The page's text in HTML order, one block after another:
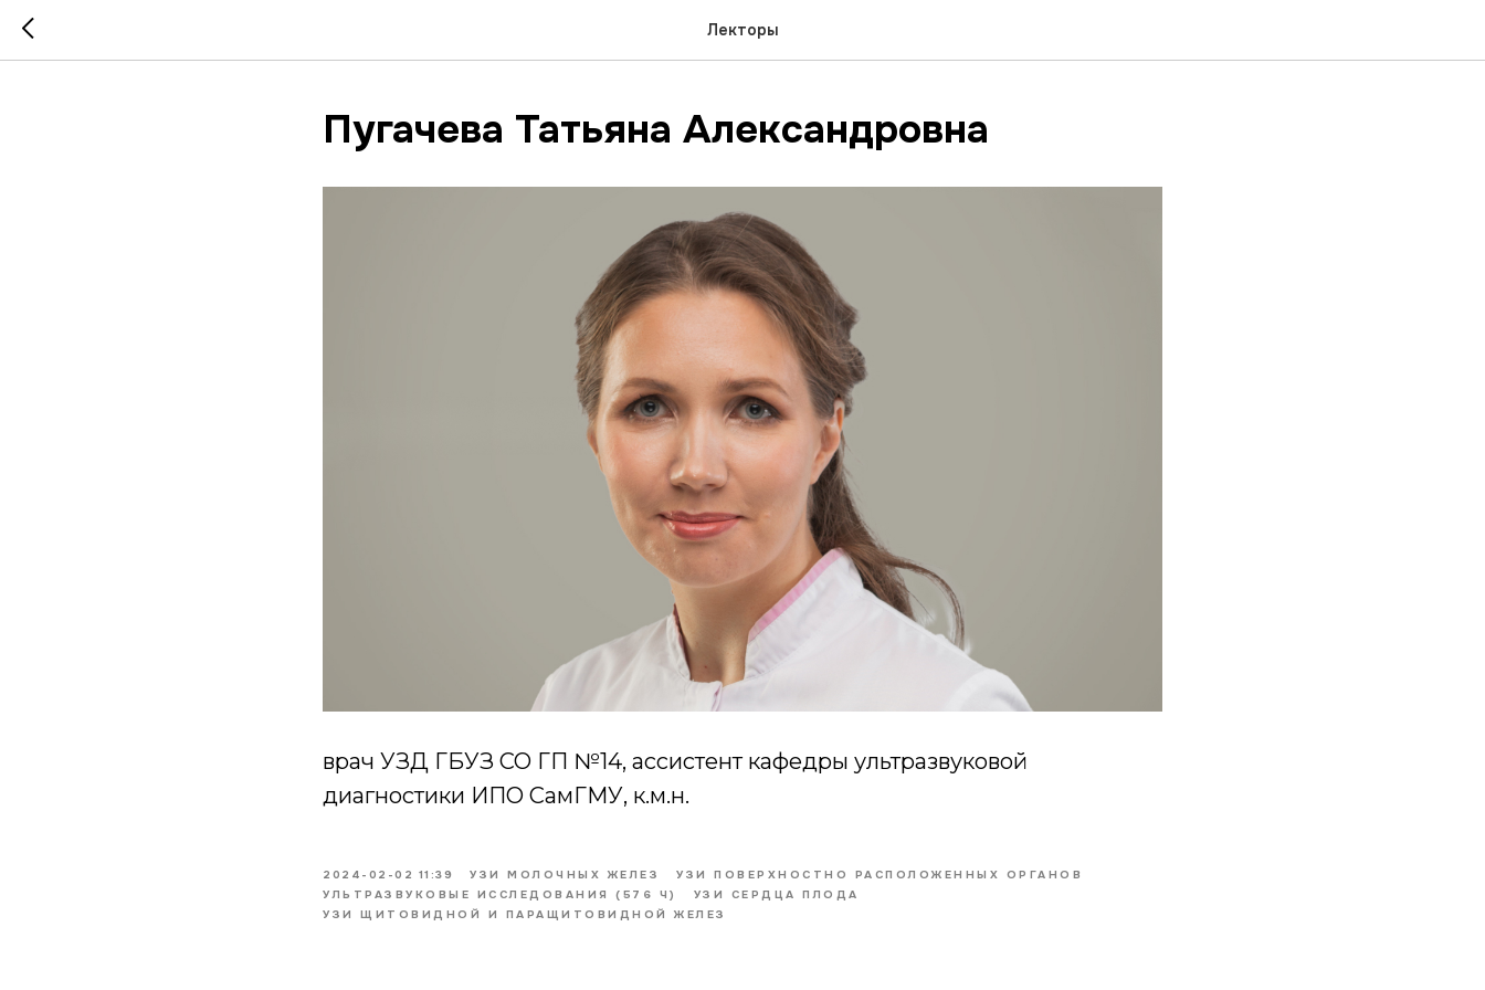
Лекторы
Пугачева Татьяна Александровна
врач УЗД ГБУЗ СО ГП №14, ассистент кафедры ультразвуковой
диагностики ИПО СамГМУ, к.м.н.
2024-02-02 11:39 УЗИ МОЛОЧНЫХ ЖЕЛЕЗ
УЗИ ПОВЕРХНОСТНО РАСПОЛОЖЕННЫХ ОРГАНОВ
УЛЬТРАЗВУКОВЫЕ ИССЛЕДОВАНИЯ (576 Ч)
УЗИ СЕРДЦА ПЛОДА
УЗИ ЩИТОВИДНОЙ И ПАРАЩИТОВИДНОЙ ЖЕЛЕЗ